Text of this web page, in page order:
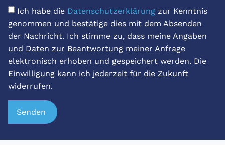
Ich habe die Datenschutzerklärung zur Kenntnis
genommen und bestätige dies mit dem Absenden
der Nachricht. Ich stimme zu, dass meine Angaben
und Daten zur Beantwortung meiner Anfrage
elektronisch erhoben und gespeichert werden. Die
Einwilligung kann ich jederzeit für die Zukunft
widerrufen.
Senden